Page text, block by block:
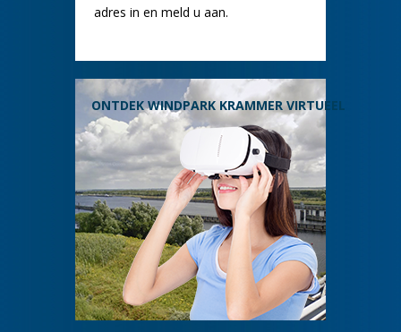
adres in en meld u aan.
ONTDEK WINDPARK KRAMMER VIRTUEEL